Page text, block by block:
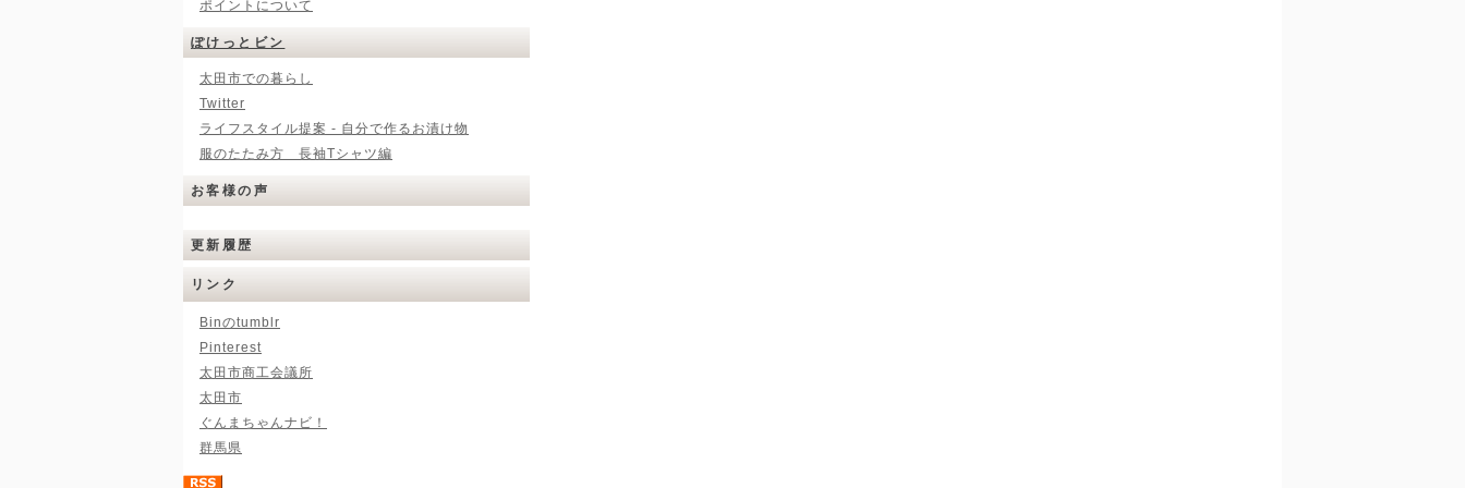
ポイントについて
ぽけっとビン
太田市での暮らし
Twitter
ライフスタイル提案 - 自分で作るお漬け物
服のたたみ方 長袖Tシャツ編
お客様の声
更新履歴
リンク
Binのtumblr
Pinterest
太田市商工会議所
太田市
ぐんまちゃんナビ！
群馬県